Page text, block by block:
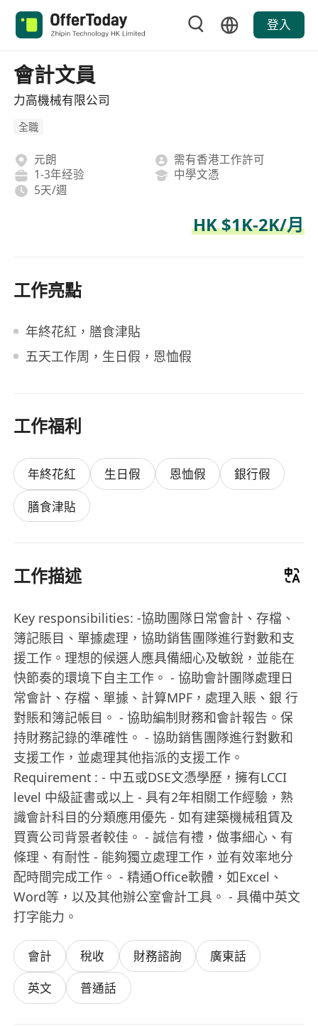
登入
會計文員
力高機械有限公司
全職
元朗
需有香港工作許可
1-3年经验
中學文憑
5天/週
HK $1K-2K/月
工作亮點
年終花紅，膳食津貼
五天工作周，生日假，恩恤假
工作福利
年終花紅 生日假 恩恤假
銀行假
膳食津貼
工作描述
Key responsibilities: -協助團隊日常會計、存檔、
簿記賬目、單據處理，協助銷售團隊進行對數和支
援工作。理想的候選人應具備細心及敏銳，並能在
快節奏的環境下自主工作。 - 協助會計團隊處理日
常會計、存檔、單據、計算MPF，處理入賬、銀 行
對賬和簿記帳目。 - 協助編制財務和會計報告。保
持財務記錄的準確性。 - 協助銷售團隊進行對數和
支援工作，並處理其他指派的支援工作。
Requirement : - 中五或DSE文憑學歷，擁有LCCI
level 中級証書或以上 - 具有2年相關工作經驗，熟
識會計科目的分類應用優先 - 如有建築機械租賃及
買賣公司背景者較佳。 - 誠信有禮，做事細心、有
條理、有耐性 - 能夠獨立處理工作，並有效率地分
配時間完成工作。 - 精通Office軟體，如Excel、
Word等，以及其他辦公室會計工具。 - 具備中英文
打字能力。
會計 稅收 財務諮詢
廣東話
英文
普通話